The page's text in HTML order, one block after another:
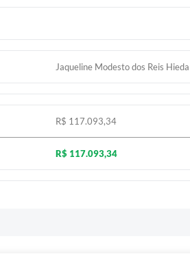
Jaqueline Modesto dos Reis Hieda
R$ 117.093,34
R$ 117.093,34